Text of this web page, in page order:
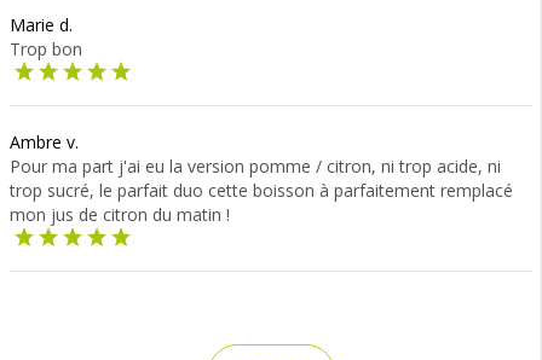
Marie d.
Trop bon
Ambre v.
Pour ma part j'ai eu la version pomme / citron, ni trop acide, ni
trop sucré, le parfait duo cette boisson à parfaitement remplacé
mon jus de citron du matin !